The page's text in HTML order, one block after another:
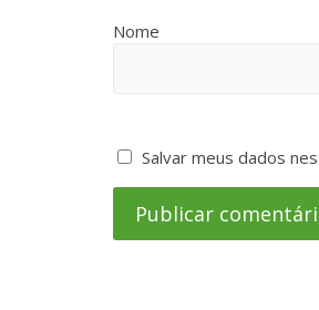
Nome
Salvar meus dados